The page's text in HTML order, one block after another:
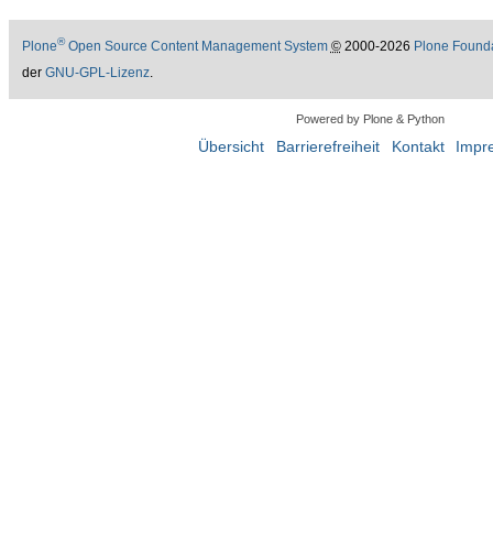
Plone®Open Source Content Management System ©2000-2026 Plone
der GNU-GPL-Lizenz.
Powered by Plone & Python
Übersicht Barrierefreiheit Kontakt